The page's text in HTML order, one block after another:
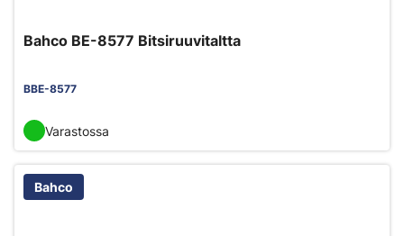
Bahco BE-8577 Bitsiruuvitaltta
BBE-8577
Varastossa
Bahco